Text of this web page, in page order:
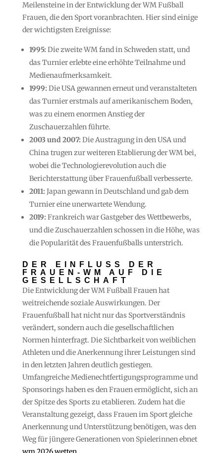
Meilensteine in der Entwicklung der WM Fußball
Frauen, die den Sport voranbrachten. Hier sind einige
der wichtigsten Ereignisse:
1995: Die zweite WM fand in Schweden statt, und
das Turnier erlebte eine erhöhte Teilnahme und
Medienaufmerksamkeit.
1999: Die USA gewannen erneut und veranstalteten
das Turnier erstmals auf amerikanischem Boden,
was zu einem enormen Anstieg der
Zuschauerzahlen führte.
2003 und 2007: Die Austragung in den USA und
China trugen zur weiteren Etablierung der WM bei,
wobei die Technologierevolution auch die
Berichterstattung über Frauenfußball verbesserte.
2011: Japan gewann in Deutschland und gab dem
Turnier eine unerwartete Wendung.
2019: Frankreich war Gastgeber des Wettbewerbs,
und die Zuschauerzahlen schossen in die Höhe, was
die Popularität des Frauenfußballs unterstrich.
DER EINFLUSS DER
FRAUEN-WM AUF DIE
GESELLSCHAFT
Die Entwicklung der WM Fußball Frauen hat
weitreichende soziale Auswirkungen. Der
Frauenfußball hat nicht nur das Sportverständnis
verändert, sondern auch die gesellschaftlichen
Normen hinterfragt. Die Sichtbarkeit von weiblichen
Athleten und die Anerkennung ihrer Leistungen sind
in den letzten Jahren deutlich gestiegen.
Umfangreiche Medienechtfertigungsprogramme und
Sponsorings haben es den Frauen ermöglicht, sich an
der Spitze des Sports zu etablieren. Zudem hat die
Veranstaltung gezeigt, dass Frauen im Sport gleiche
Anerkennung und Unterstützung benötigen, was den
Weg für jüngere Generationen von Spielerinnen ebnet